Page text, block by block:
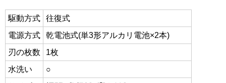
駆動方式
往復式
電源方式
乾電池式(単3形アルカリ電池×2本)
刃の枚数
1枚
水洗い
○